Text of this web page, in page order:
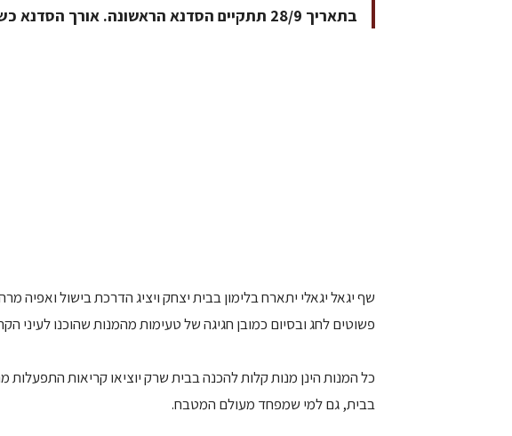
בתאריך 28/9 תתקיים הסדנא הראשונה. אורך הסדנא כשעה וחצי
שף יגאל יגאלי יתארח בלימון בבית יצחק ויציג הדרכת בישול ואפיה
פשוטים לחג ובסיום כמובן חגיגה של טעימות מהמנות שהוכנו לעיני
כל המנות הינן מנות קלות להכנה בבית שרק יוציאו קריאות
בבית, גם למי שמפחד מעולם המטבח.